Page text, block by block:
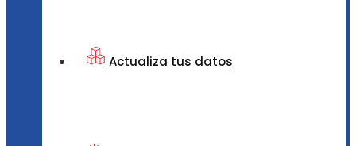
Actualiza tus datos